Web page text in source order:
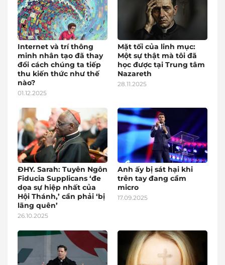
Internet và trí thông
minh nhân tạo đã thay
đổi cách chúng ta tiếp
thu kiến thức như thế
nào?
01.12.2025
Mặt tối của linh mục:
Một sự thật mà tôi đã
học được tại Trung tâm
Nazareth
28.11.2025
ĐHY. Sarah: Tuyên Ngôn
Fiducia Supplicans ‘đe
dọa sự hiệp nhất của
Hội Thánh,’ cần phải ‘bị
lãng quên’
26.10.2025
Anh ấy bị sát hại khi
trên tay đang cầm
micro
17.09.2025